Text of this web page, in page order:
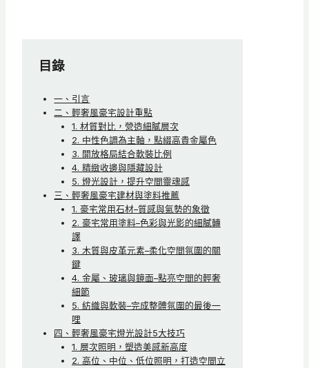
目錄
一、引言
二、輕奢風豪宅設計重點
1. 材質對比，營造細膩層次
2. 中性色調為主軸，點綴高貴金屬色
3. 開放格局結合軟裝比例
4. 精緻收邊與隱藏設計
5. 燈光設計，提升空間靈魂感
三、輕奢風豪宅建材與塗料推薦
1. 豪宅常用石材–質感與氣勢的象徵
2. 豪宅常用塗料–色彩與光影的細膩轉
譯
3. 木質與皮革元素–柔化空間氛圍的關
鍵
4. 金屬、玻璃與鏡面–點亮空間的輕奢
細節
5. 紡織與軟裝–完成整體氛圍的最後一
哩
四、輕奢風豪宅燈光設計5大技巧
1. 層次照明，塑造美感新高度
2. 高位、中位、低位照明，打造空間立